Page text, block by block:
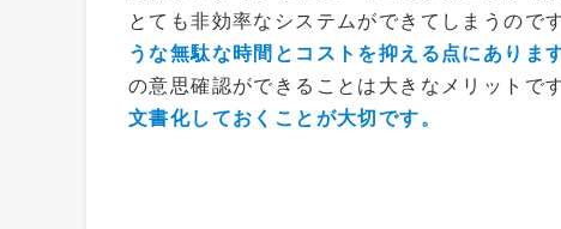
とても非効率なシステムができてしまうのです
うな無駄な時間とコストを抑える点にあります
の意思確認ができることは大きなメリットです
文書化しておくことが大切です。